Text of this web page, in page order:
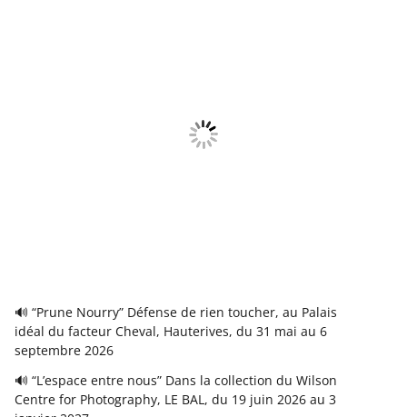
🔊 “Prune Nourry” Défense de rien toucher, au Palais
idéal du facteur Cheval, Hauterives, du 31 mai au 6
septembre 2026
🔊 “L’espace entre nous” Dans la collection du Wilson
Centre for Photography, LE BAL, du 19 juin 2026 au 3